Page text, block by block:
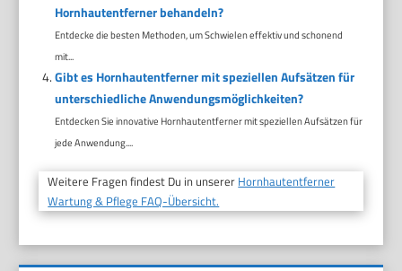
Hornhautentferner behandeln?
Entdecke die besten Methoden, um Schwielen effektiv und schonend
mit...
Gibt es Hornhautentferner mit speziellen Aufsätzen für
unterschiedliche Anwendungsmöglichkeiten?
Entdecken Sie innovative Hornhautentferner mit speziellen Aufsätzen für
jede Anwendung....
Weitere Fragen findest Du in unserer Hornhautentferner
Wartung & Pflege FAQ-Übersicht.